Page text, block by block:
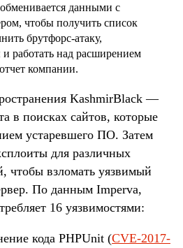
данными с
чтобы получить список
брутфорс-атаку,
и работать над расширением
компании.
KashmirBlack —
в поисках сайтов, которые
устаревшего ПО. Затем
для различных
чтобы взломать уязвимый
­По данным Imperva,
16 уязвимостями:
кода PHPUnit (CVE-2017-